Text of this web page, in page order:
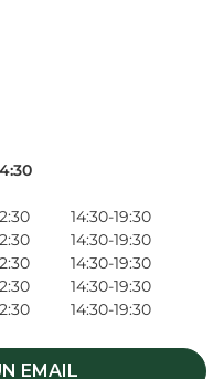
14:30-19:30
14:30-19:30
14:30-19:30
14:30-19:30
14:30-19:30
EMAIL